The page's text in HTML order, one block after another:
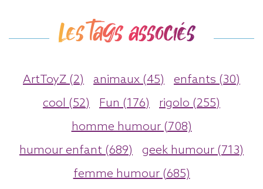
Les tags associés
ArtToyZ (2) animaux (45)
enfants (30)
cool (52)
Fun (176)
rigolo (255)
homme humour (708)
humour enfant (689)
geek humour (713)
femme humour (685)